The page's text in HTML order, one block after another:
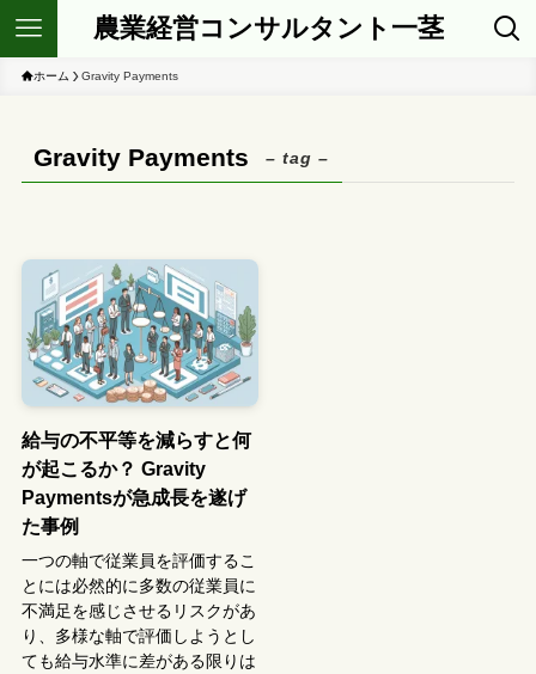
農業経営コンサルタント一茎
ホーム Gravity Payments
Gravity Payments – tag –
給与の不平等を減らすと何
が起こるか？ Gravity
Paymentsが急成長を遂げ
た事例
一つの軸で従業員を評価するこ
とには必然的に多数の従業員に
不満足を感じさせるリスクがあ
り、多様な軸で評価しようとし
ても給与水準に差がある限りは